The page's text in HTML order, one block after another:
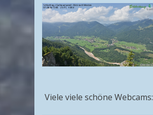
Viele viele schöne Webcams: